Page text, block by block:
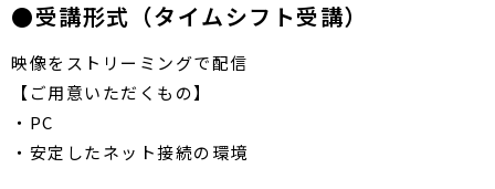
●受講形式（タイムシフト受講）
映像を​ストリーミングで​配信
【ご用意いただくもの】
・PC
・安定したネット接続の環境